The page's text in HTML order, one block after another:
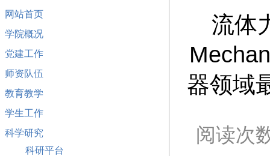
网站首页
学院概况
党建工作
师资队伍
教育教学
学生工作
科学研究
科研平台
流体
器领域
阅读次